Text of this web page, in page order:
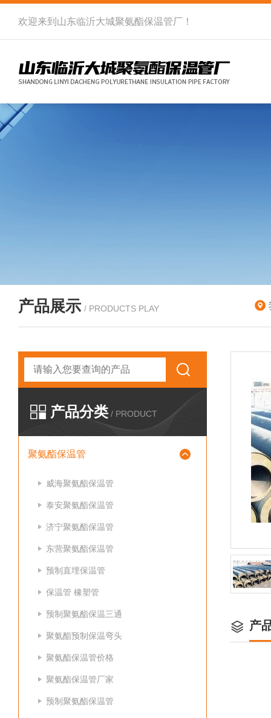
欢迎来到 山东临沂大城聚氨酯保温管厂 ！
产品展示 / PRODUCTS PLAY
产品分类 / PRODUCT
聚氨酯保温管
威海聚氨酯保温管
泰安聚氨酯保温管
济宁聚氨酯保温管
东营聚氨酯保温管
预制直埋保温管
保温管 橡塑管
预制聚氨酯保温三通
聚氨酯预制保温弯头
聚氨酯保温管价格
聚氨酯保温管厂家
预制聚氨酯保温管
产